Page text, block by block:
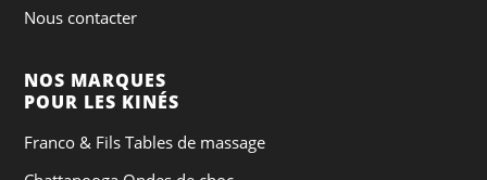
Nous contacter
NOS MARQUES
POUR LES KINÉS
Franco & Fils Tables de massage